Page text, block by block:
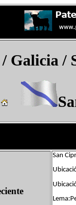
/ Galicia /
San